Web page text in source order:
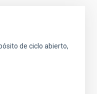
de ciclo abierto,